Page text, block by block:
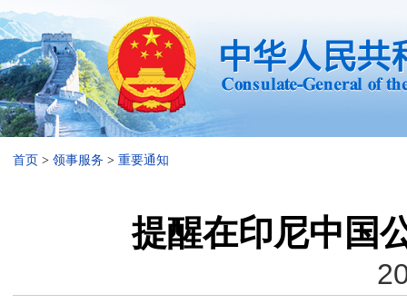
首页 > 领事服务 > 重要通知
提醒在印尼中国